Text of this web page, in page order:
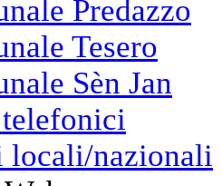
Predazzo
Tesero
Sèn Jan
locali/nazionali